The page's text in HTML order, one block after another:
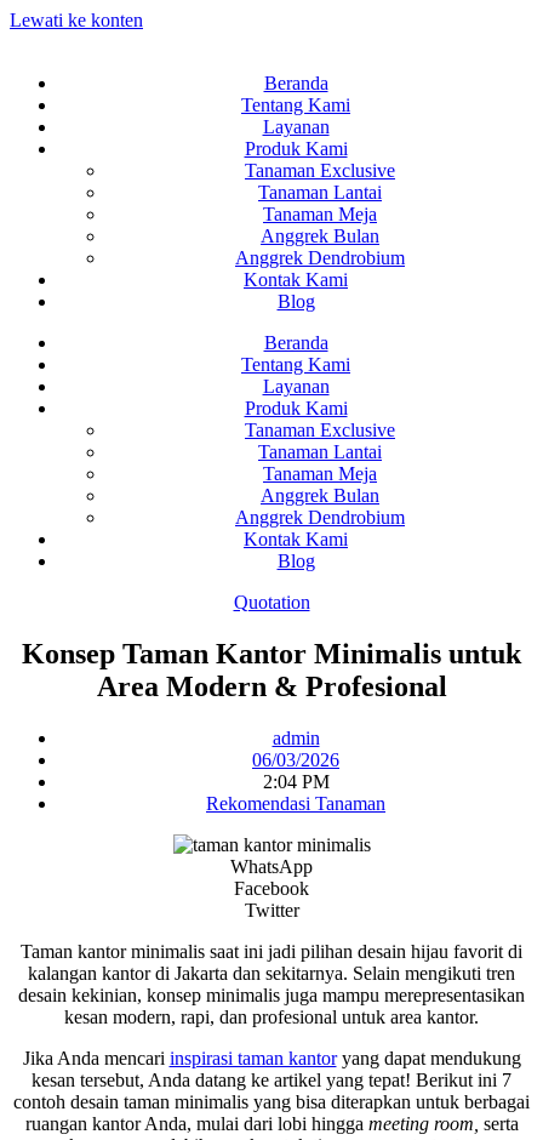
Lewati ke konten
Beranda
Tentang Kami
Layanan
Produk Kami
Tanaman Exclusive
Tanaman Lantai
Tanaman Meja
Anggrek Bulan
Anggrek Dendrobium
Kontak Kami
Blog
Beranda
Tentang Kami
Layanan
Produk Kami
Tanaman Exclusive
Tanaman Lantai
Tanaman Meja
Anggrek Bulan
Anggrek Dendrobium
Kontak Kami
Blog
Quotation
Konsep Taman Kantor Minimalis untuk
Area Modern & Profesional
admin
06/03/2026
2:04 PM
Rekomendasi Tanaman
WhatsApp
Facebook
Twitter
Taman kantor minimalis saat ini jadi pilihan desain hijau favorit di
kalangan kantor di Jakarta dan sekitarnya. Selain mengikuti tren
desain kekinian, konsep minimalis juga mampu merepresentasikan
kesan modern, rapi, dan profesional untuk area kantor.
Jika Anda mencari inspirasi taman kantoryang dapat mendukung
kesan tersebut, Anda datang ke artikel yang tepat! Berikut ini 7
contoh desain taman minimalis yang bisa diterapkan untuk berbagai
ruangan kantor Anda, mulai dari lobi hingga meeting room, serta